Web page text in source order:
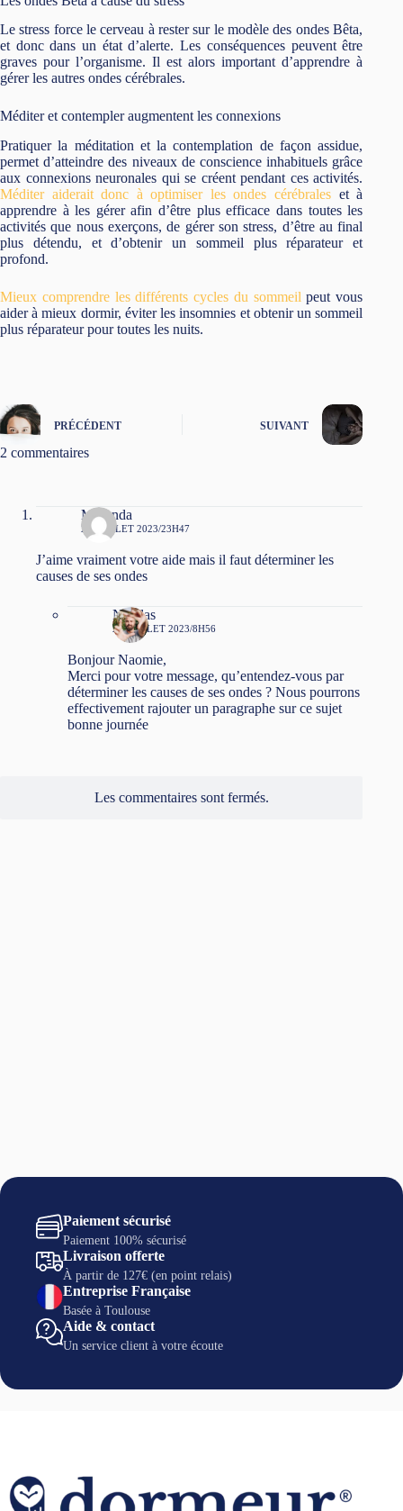
Le stress force le cerveau à rester sur le modèle des ondes Bêta,
et donc dans un état d’alerte. Les conséquences peuvent être
graves pour l’organisme. Il est alors important d’apprendre à
gérer les autres ondes cérébrales.
Méditer et contempler augmentent les connexions
Pratiquer la méditation et la contemplation de façon assidue,
permet d’atteindre des niveaux de conscience inhabituels grâce
aux connexions neuronales qui se créent pendant ces activités.
Méditer aiderait donc à optimiser les ondes cérébrales et à
apprendre à les gérer afin d’être plus efficace dans toutes les
activités que nous exerçons, de gérer son stress, d’être au final
plus détendu, et d’obtenir un sommeil plus réparateur et
profond.
Mieux comprendre les différents cycles du sommeil peut vous
aider à mieux dormir, éviter les insomnies et obtenir un sommeil
plus réparateur pour toutes les nuits.
PRÉCÉDENT SUIVANT
2 commentaires
Mulunda
20 JUILLET 2023/23H47
J’aime vraiment votre aide mais il faut déterminer les
causes de ses ondes
Nicolas
21 JUILLET 2023/8H56
Bonjour Naomie,
Merci pour votre message, qu’entendez-vous par
déterminer les causes de ses ondes ? Nous pourrons
effectivement rajouter un paragraphe sur ce sujet
bonne journée
Les commentaires sont fermés.
Paiement sécurisé
Paiement 100% sécurisé
Livraison offerte
À partir de 127€ (en point relais)
Entreprise Française
Basée à Toulouse
Aide & contact
Un service client à votre écoute